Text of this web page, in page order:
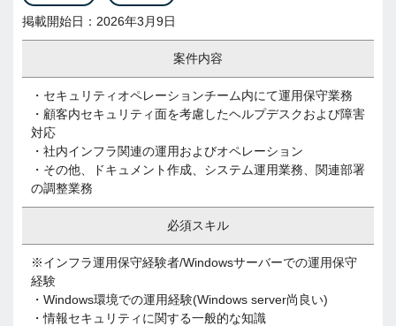
掲載開始日：2026年3月9日
案件内容
・セキュリティオペレーションチーム内にて運用保守業務
・顧客内セキュリティ面を考慮したヘルプデスクおよび障害
対応
・社内インフラ関連の運用およびオペレーション
・その他、ドキュメント作成、システム運用業務、関連部署
の調整業務
必須スキル
※インフラ運用保守経験者/Windowsサーバーでの運用保守
経験
・Windows環境での運用経験(Windows server尚良い)
・情報セキュリティに関する一般的な知識